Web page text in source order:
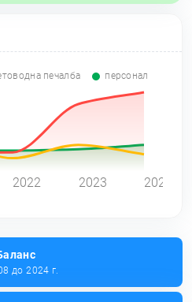
печалба персонал
2022 2023 2024
до 2024 г.